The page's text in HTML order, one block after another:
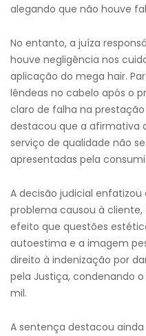
alegando que não houve
No entanto, a juíza
houve negligência nos
aplicação do mega hair.
lêndeas no cabelo após o
claro de falha na
destacou que a afirmativa
serviço de qualidade não
apresentadas pela
A decisão judicial
problema causou à
efeito que questões
autoestima e a imagem
direito à indenização por
pela Justiça, condenando
mil.
A sentença destacou